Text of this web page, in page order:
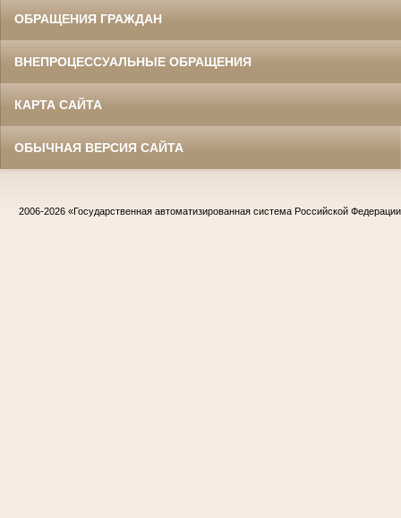
ОБРАЩЕНИЯ ГРАЖДАН
ВНЕПРОЦЕССУАЛЬНЫЕ ОБРАЩЕНИЯ
КАРТА САЙТА
ОБЫЧНАЯ ВЕРСИЯ САЙТА
2006-2026 «Государственная автоматизированная система Российской